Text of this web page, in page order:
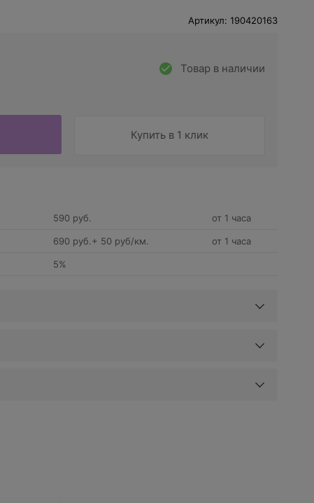
Артикул: 190420163
Товар в наличии
Купить в 1 клик
590 руб. от 1 часа
690 руб.+ 50 руб/км. от 1 часа
5%